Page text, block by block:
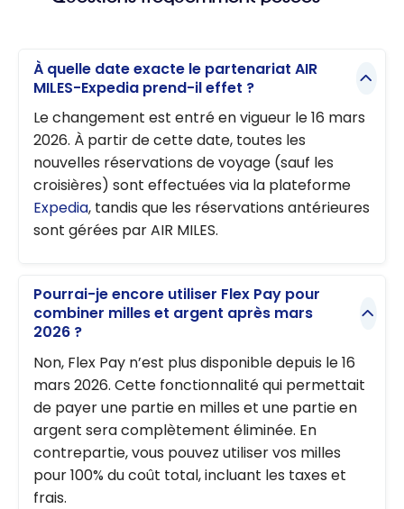
ation
majeure du
programm
e de BMO
en 2026
À quelle date exacte le partenariat AIR
MILES-Expedia prend-il effet ?
Le changement est entré en vigueur le 16 mars
2026. À partir de cette date, toutes les
nouvelles réservations de voyage (sauf les
croisières) sont effectuées via la plateforme
Expedia, tandis que les réservations antérieures
sont gérées par AIR MILES.
Pourrai-je encore utiliser Flex Pay pour
combiner milles et argent après mars
2026 ?
Non, Flex Pay n’est plus disponible depuis le 16
mars 2026. Cette fonctionnalité qui permettait
de payer une partie en milles et une partie en
argent sera complètement éliminée. En
contrepartie, vous pouvez utiliser vos milles
pour 100% du coût total, incluant les taxes et
frais.